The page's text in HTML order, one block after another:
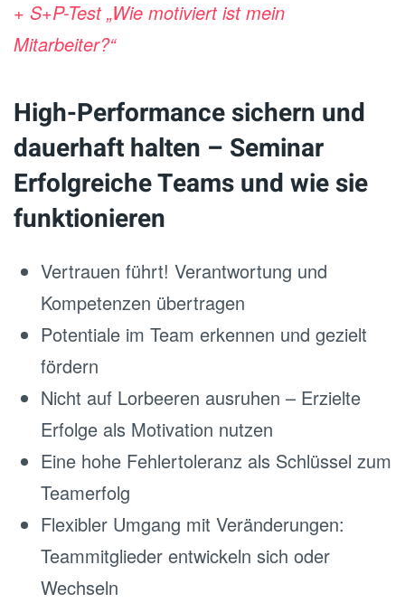
+ S+P-Test „Wie motiviert ist mein
Mitarbeiter?“
High-Performance sichern und
dauerhaft halten – Seminar
Erfolgreiche Teams und wie sie
funktionieren
Vertrauen führt! Verantwortung und
Kompetenzen übertragen
Potentiale im Team erkennen und gezielt
fördern
Nicht auf Lorbeeren ausruhen – Erzielte
Erfolge als Motivation nutzen
Eine hohe Fehlertoleranz als Schlüssel zum
Teamerfolg
Flexibler Umgang mit Veränderungen:
Teammitglieder entwickeln sich oder
Wechseln